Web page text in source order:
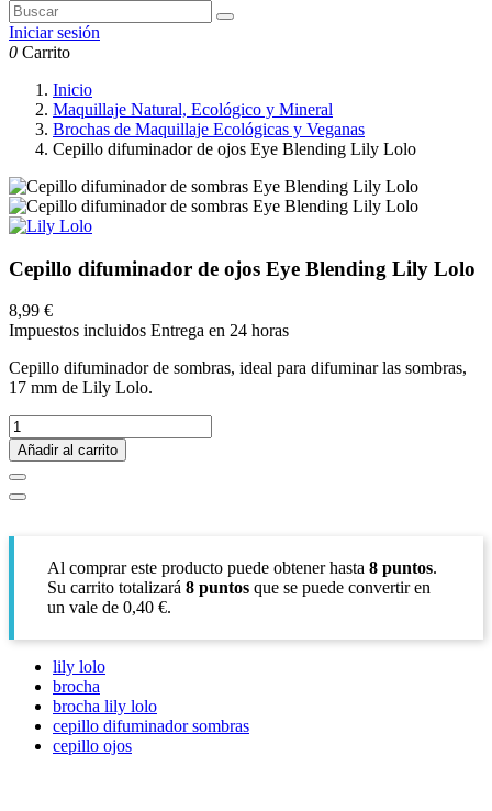
Iniciar sesión
0 Carrito
Inicio
Maquillaje Natural, Ecológico y Mineral
Brochas de Maquillaje Ecológicas y Veganas
Cepillo difuminador de ojos Eye Blending Lily Lolo
Cepillo difuminador de ojos Eye Blending Lily Lolo
8,99 €
Impuestos incluidos Entrega en 24 horas
Cepillo difuminador de sombras, ideal para difuminar las sombras,
17 mm de Lily Lolo.
Añadir al carrito
Al comprar este producto puede obtener hasta 8 puntos.
Su carrito totalizará 8 puntos que se puede convertir en
un vale de 0,40 €.
lily lolo
brocha
brocha lily lolo
cepillo difuminador sombras
cepillo ojos